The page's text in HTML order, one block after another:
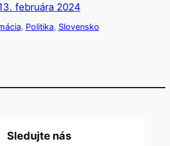
februára 2024
, Politika, Slovensko
Sledujte nás